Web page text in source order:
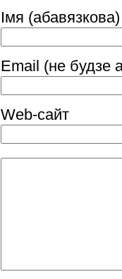
Імя (абавязкова)
Email (не будзе
Web-cайт